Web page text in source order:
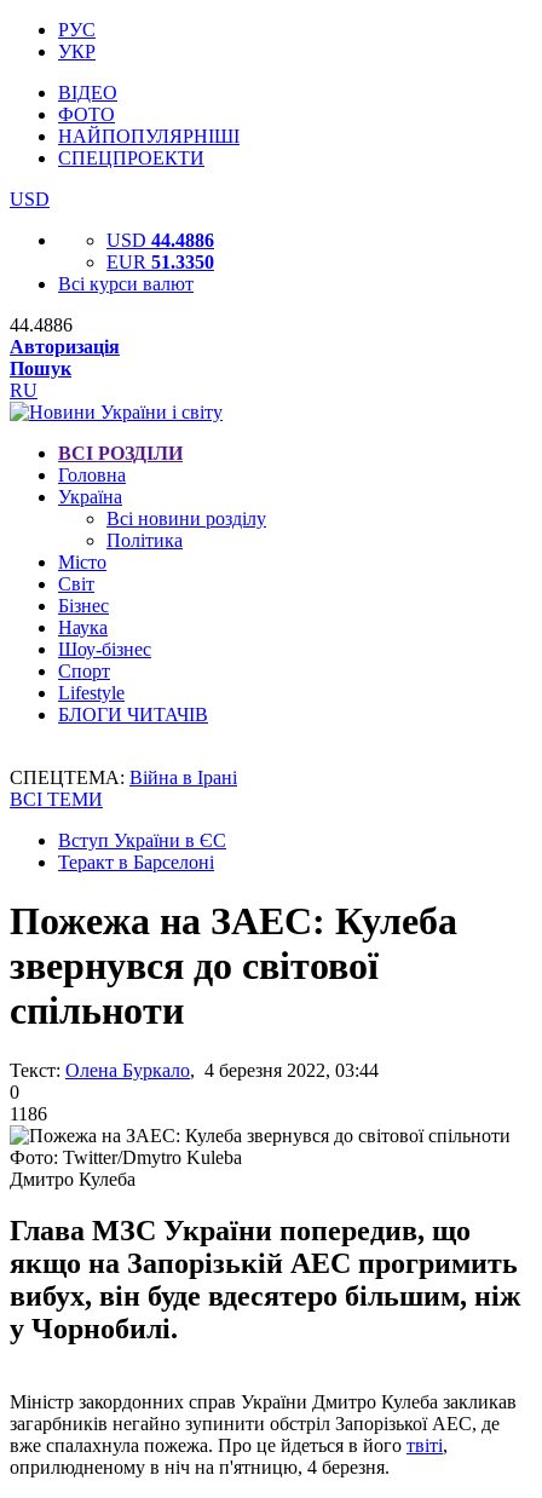
РУС
УКР
ВІДЕО
ФОТО
НАЙПОПУЛЯРНІШІ
СПЕЦПРОЕКТИ
USD
USD 44.4886
EUR 51.3350
Всі курси валют
44.4886
Авторизація
Пошук
RU
ВСІ РОЗДІЛИ
Головна
Україна
Всі новини розділу
Політика
Місто
Світ
Бізнес
Наука
Шоу-бізнес
Спорт
Lifestyle
БЛОГИ ЧИТАЧІВ
СПЕЦТЕМА: Війна в Ірані
ВСІ ТЕМИ
Вступ України в ЄС
Теракт в Барселоні
Пожежа на ЗАЕС: Кулеба
звернувся до світової
спільноти
Текст: Олена Буркало, 4 березня 2022, 03:44
0
1186
Фото: Twitter/Dmytro Kuleba
Дмитро Кулеба
Глава МЗС України попередив, що
якщо на Запорізькій АЕС прогримить
вибух, він буде вдесятеро більшим, ніж
у Чорнобилі.
Міністр закордонних справ України Дмитро Кулеба закликав
загарбників негайно зупинити обстріл Запорізької АЕС, де
вже спалахнула пожежа. Про це йдеться в його твіті,
оприлюдненому в ніч на п'ятницю, 4 березня.